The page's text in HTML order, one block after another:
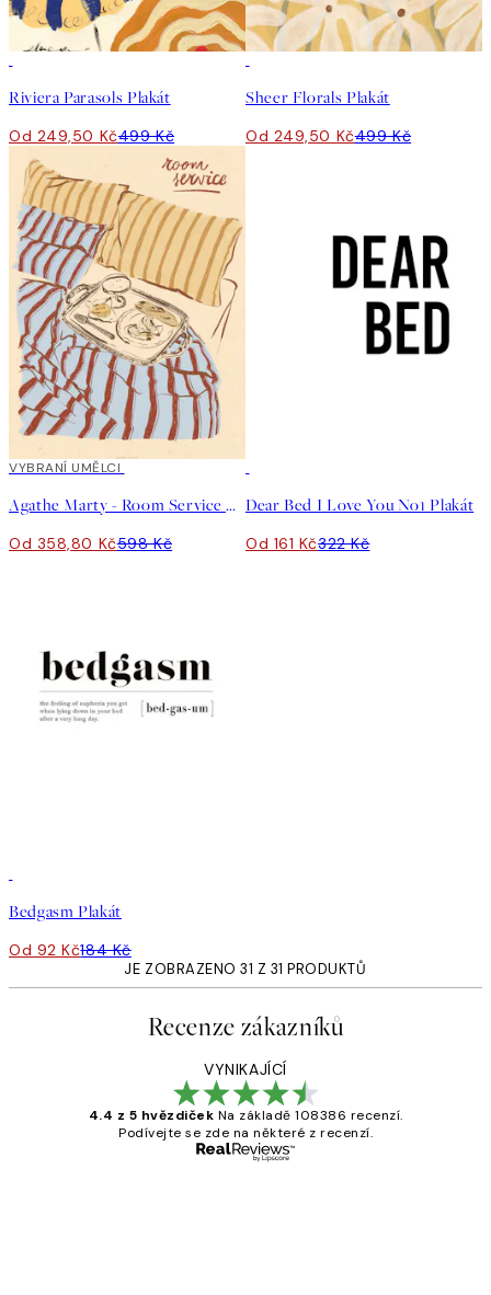
Riviera Parasols Plakát
Od 249,50 Kč499 Kč
Sheer Florals Plakát
Od 249,50 Kč499 Kč
40%*
VYBRANÍ UMĚLCI
Agathe Marty - Room Service Plakát
Od 358,80 Kč598 Kč
Dear Bed I Love You No1 Plakát
Od 161 Kč322 Kč
Bedgasm Plakát
Od 92 Kč184 Kč
JE ZOBRAZENO 31 Z 31 PRODUKTŮ
Recenze zákazníků
VYNIKAJÍCÍ
4.4 z 5 hvězdiček Na základě 108386 recenzí.
Podívejte se zde na některé z recenzí.